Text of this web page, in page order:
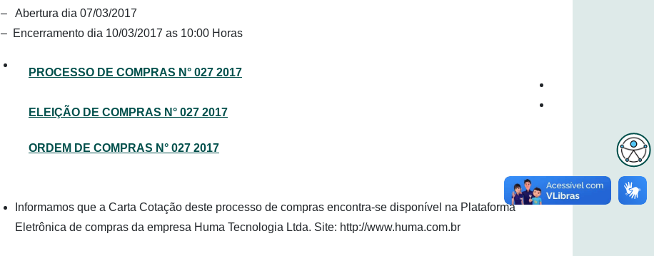
– Abertura dia 07/03/2017
– Encerramento dia 10/03/2017 as 10:00 Horas
PROCESSO DE COMPRAS N° 027 2017
ELEIÇÃO DE COMPRAS N° 027 2017
ORDEM DE COMPRAS N° 027 2017
Informamos que a Carta Cotação deste processo de compras encontra-se disponível na Plataforma
Eletrônica de compras da empresa Huma Tecnologia Ltda. Site: http://www.huma.com.br